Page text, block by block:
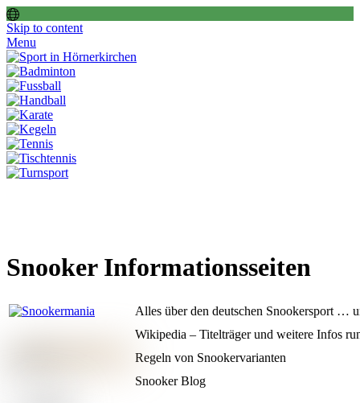
Skip to content
Menu
Snooker Informationsseiten
Alles über den deutschen Snookersport …
Wikipedia – Titelträger und weitere Infos
Regeln von Snookervarianten
Snooker Blog